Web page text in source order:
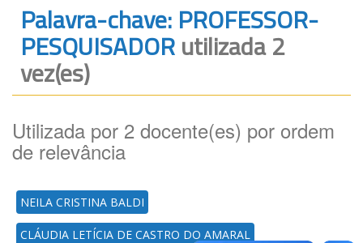
Legislação
Canais
Palavra-chave: PROFESSOR-
PESQUISADORutilizada 2
vez(es)
Utilizada por 2 docente(es) por ordem
de relevância
NEILA CRISTINA BALDI
CLÁUDIA LETÍCIA DE CASTRO DO AMARAL